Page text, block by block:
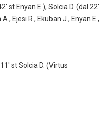
st Enyan E.), Solcia D. (dal 22′
Ejesi R., Ekuban J., Enyan E.,
st Solcia D. (Virtus